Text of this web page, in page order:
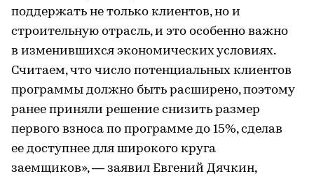
поддержать не только клиентов, но и
строительную отрасль, и это особенно важно
в изменившихся экономических условиях.
Считаем, что число потенциальных клиентов
программы должно быть расширено, поэтому
ранее приняли решение снизить размер
первого взноса по программе до 15%, сделав
ее доступнее для широкого круга
заемщиков», — заявил Евгений Дячкин,